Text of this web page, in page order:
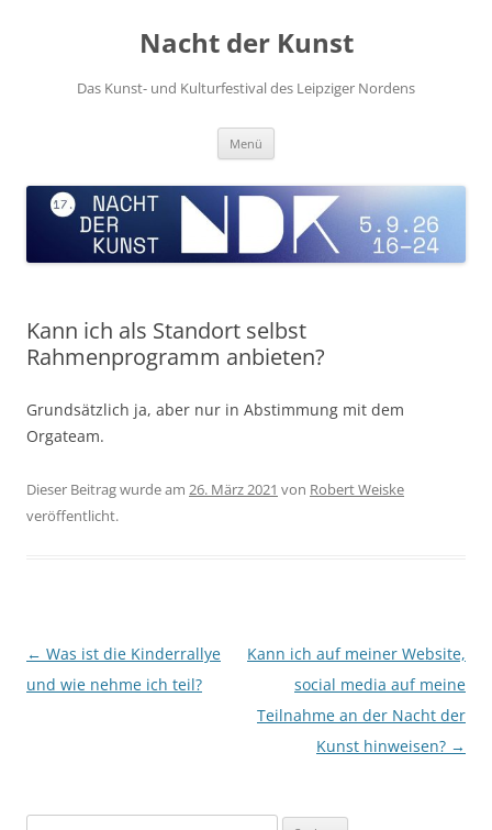
Nacht der Kunst
Das Kunst- und Kulturfestival des Leipziger Nordens
Menü
Kann ich als Standort selbst
Rahmenprogramm anbieten?
Grundsätzlich ja, aber nur in Abstimmung mit dem
Orgateam.
Dieser Beitrag wurde am 26. März 2021 von Robert Weiske
veröffentlicht.
Beitragsnavigation
← Was ist die Kinderrallye
und wie nehme ich teil?
Kann ich auf meiner Website,
social media auf meine
Teilnahme an der Nacht der
Kunst hinweisen? →